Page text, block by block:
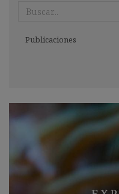
Realiza
aquí
búsqueda:
Seleccionar
categoría:
Publicaciones